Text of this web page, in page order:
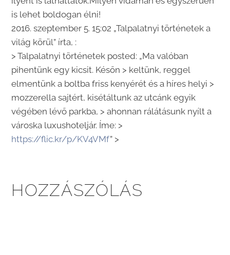
is lehet boldogan élni!
2016. szeptember 5. 15:02 „Talpalatnyi történetek a
világ körül” írta, :
> Talpalatnyi történetek posted: „Ma valóban
pihentünk egy kicsit. Későn > keltünk, reggel
elmentünk a boltba friss kenyérét és a híres helyi >
mozzerella sajtért, kisétáltunk az utcánk egyik
végében lévő parkba, > ahonnan rálátásunk nyílt a
városka luxushoteljár. Íme: >
https://flic.kr/p/KV4VMf” >
HOZZÁSZÓLÁS